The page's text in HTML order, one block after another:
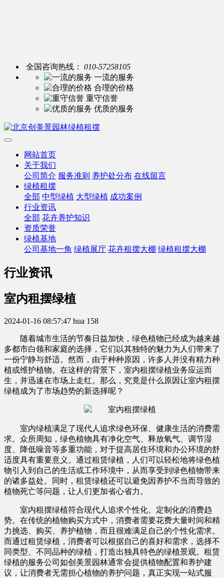
全国咨询热线：
010-57258105
一流的服务
合理的价格
重守信誉
优质的服务
网站首页
关于我们
公司简介 服务准则 养护处分布 在线留言
绿植租摆
全部 中型绿植 大型绿植 成功案例
行业资讯
全部 花卉养护知识
资质荣誉
绿植基地
公司基地一角 绿植展厅 花卉租摆大棚 绿植租摆大棚
行业资讯
室内租摆绿植
2024-01-16 08:57:47 hua 158
随着城市生活的节奏日益加快，绿色植物已经成为越来越
多都市白领和家庭的选择，它们以其独特的魅力为人们带来了
一份宁静与舒适。然而，由于种种原因，许多人并没有精力种
植或维护植物。在这样的背景下，室内租摆绿植业务应运而
生，并迅速在市场上走红。那么，究竟是什么原因让室内租摆
绿植成为了市场趋势的新选择呢？
室内绿植满足了现代人追求绿色环保、健康生活的消费需
求。众所周知，绿色植物具有净化空气、释放氧气、调节湿
度、降低噪音等多重功能，对于提高居住环境和办公环境的舒
适度具有重要意义。通过租赁绿植，人们可以轻松地将绿色植
物引入到自己的生活或工作环境中，从而享受到绿色植物带来
的诸多益处。同时，租赁绿植还可以避免因养护不当而导致的
植物死亡等问题，让人们更加省心省力。
室内租摆绿植符合现代人追求个性化、定制化的消费趋
势。在传统的植物购买方式中，消费者需要花费大量时间和精
力挑选、购买、养护植物，而且很难满足自己的个性化需求。
而通过租赁绿植，消费者可以根据自己的喜好和需求，选择不
同类型、不同品种的绿植，打造出独具特色的绿植景观。租赁
绿植的服务公司如创美景园林通常会提供植物配置和养护建
议，让消费者无需担心植物的养护问题，真正实现一站式服